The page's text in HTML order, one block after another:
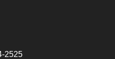
2525